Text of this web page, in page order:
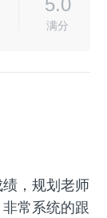
5.0
满分
，规划老师
常系统的跟